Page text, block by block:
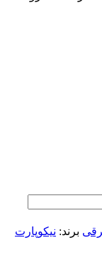
برند: نیکوپارت